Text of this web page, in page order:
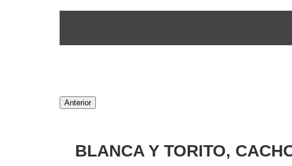
Anterior
BLANCA Y TORITO,